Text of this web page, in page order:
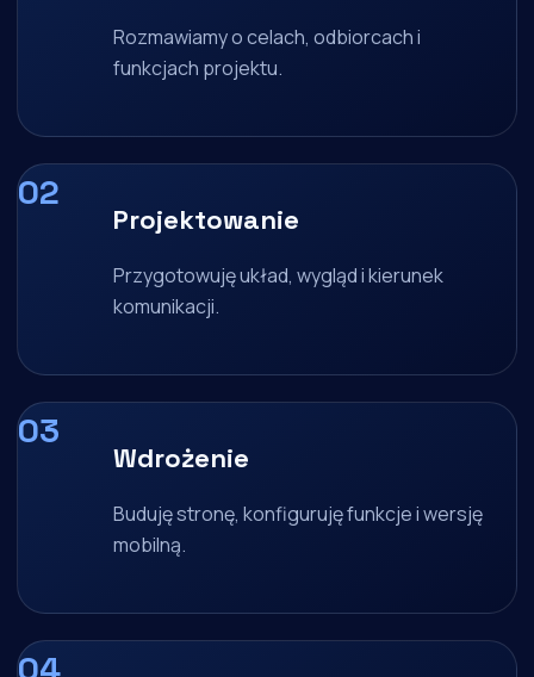
Rozmawiamy o celach, odbiorcach i
funkcjach projektu.
Projektowanie
Przygotowuję układ, wygląd i kierunek
komunikacji.
Wdrożenie
Buduję stronę, konfiguruję funkcje i wersję
mobilną.